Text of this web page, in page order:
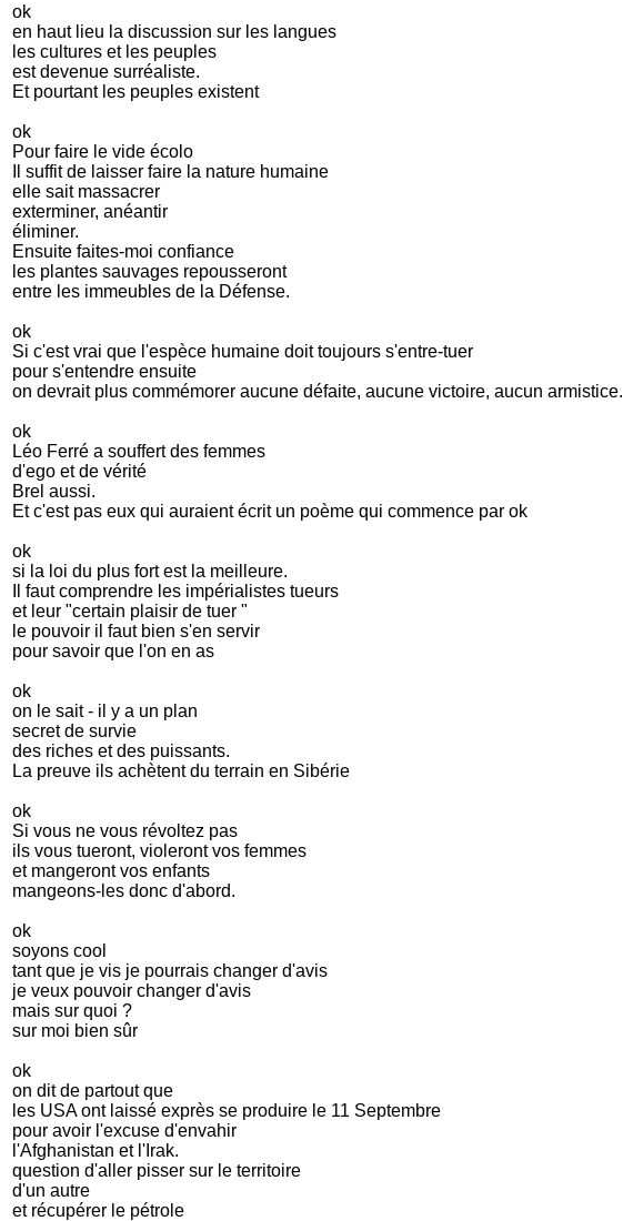
ok
en haut lieu la discussion sur les langues
les cultures et les peuples
est devenue surréaliste.
Et pourtant les peuples existent
ok
Pour faire le vide écolo
Il suffit de laisser faire la nature humaine
elle sait massacrer
exterminer, anéantir
éliminer.
Ensuite faites-moi confiance
les plantes sauvages repousseront
entre les immeubles de la Défense.
ok
Si c'est vrai que l'espèce humaine doit toujours s'entre-tuer
pour s'entendre ensuite
on devrait plus commémorer aucune défaite, aucune victoire, aucun armistice.
ok
Léo Ferré a souffert des femmes
d'ego et de vérité
Brel aussi.
Et c'est pas eux qui auraient écrit un poème qui commence par ok
ok
si la loi du plus fort est la meilleure.
Il faut comprendre les impérialistes tueurs
et leur "certain plaisir de tuer "
le pouvoir il faut bien s'en servir
pour savoir que l'on en as
ok
on le sait - il y a un plan
secret de survie
des riches et des puissants.
La preuve ils achètent du terrain en Sibérie
ok
Si vous ne vous révoltez pas
ils vous tueront, violeront vos femmes
et mangeront vos enfants
mangeons-les donc d'abord.
ok
soyons cool
tant que je vis je pourrais changer d'avis
je veux pouvoir changer d'avis
mais sur quoi ?
sur moi bien sûr
ok
on dit de partout que
les USA ont laissé exprès se produire le 11 Septembre
pour avoir l'excuse d'envahir
l'Afghanistan et l'Irak.
question d'aller pisser sur le territoire
d'un autre
et récupérer le pétrole